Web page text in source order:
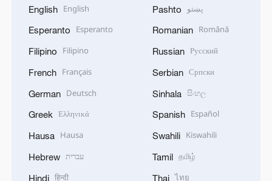
English English
Esperanto Esperanto
Filipino Filipino
French Français
German Deutsch
Greek Ελληνικά
Hausa Hausa
Hebrew עברית
Hindi हिन्दी
Pashto پښتو
Romanian Română
Russian Русский
Serbian Српски
Sinhala සිංහල
Spanish Español
Swahili Kiswahili
Tamil தமிழ்
Thai ไทย